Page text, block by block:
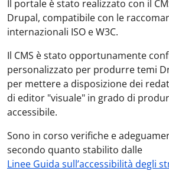
Il portale è stato realizzato con il
Drupal, compatibile con le
internazionali ISO e W3C.
Il CMS è stato opportunamente
personalizzato per produrre temi
per mettere a disposizione dei
di editor "visuale" in grado di
accessibile.
Sono in corso verifiche e
secondo quanto stabilito dalle
Linee Guida sull’accessibilità degli